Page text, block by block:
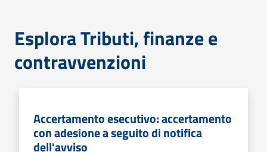
Esplora Tributi, finanze e
contravvenzioni
Accertamento esecutivo: accertamento
con adesione a seguito di notifica
dell'avviso